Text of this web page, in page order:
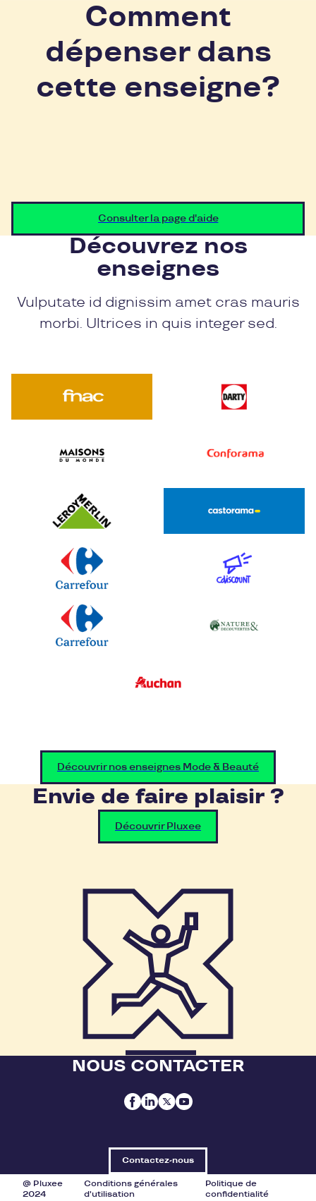
Comment
dépenser dans
cette enseigne?
Consulter la page d'aide
Découvrez nos
enseignes
Vulputate id dignissim amet cras mauris
morbi. Ultrices in quis integer sed.
Découvrir nos enseignes Mode & Beauté
Envie de faire plaisir ?
Découvrir Pluxee
NOUS CONTACTER
Contactez-nous
@ Pluxee
2024
Conditions générales
d'utilisation
Politique de
confidentialité